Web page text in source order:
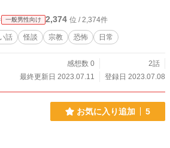
一般男性向け 2,374 位 / 2,374件
話 怪談 宗教 恐怖 日常
感想数 0
2話
最終更新日 2023.07.11
登録日 2023.07.08
お気に入り追加 5